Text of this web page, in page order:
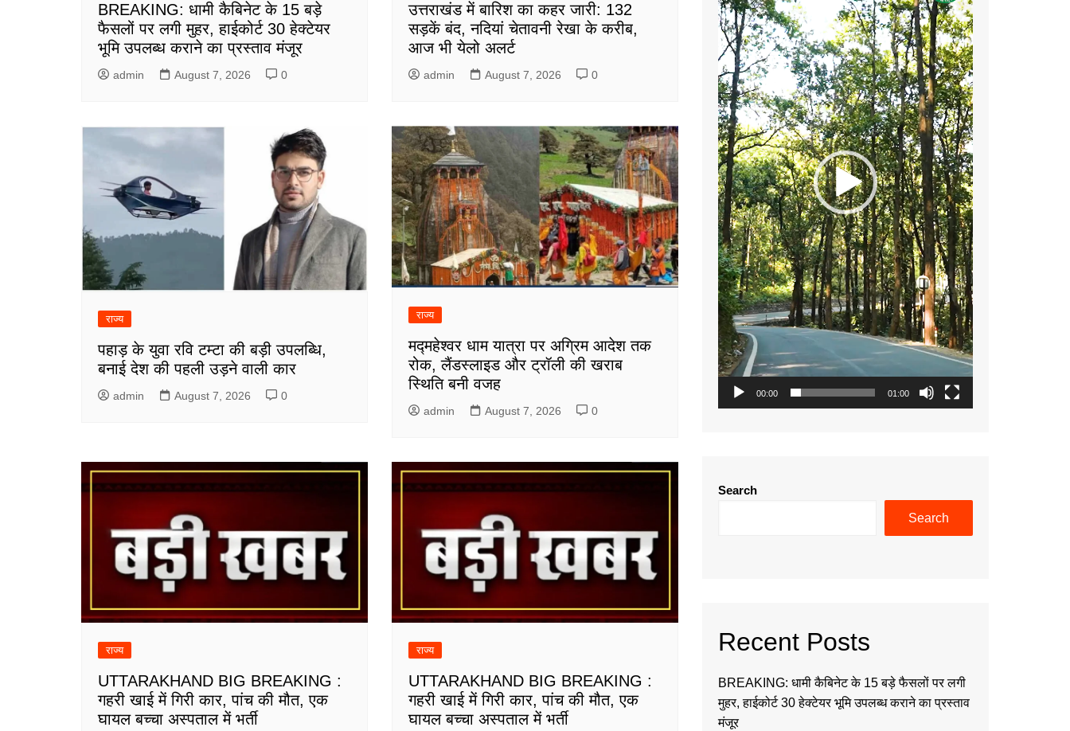
BREAKING: धामी कैबिनेट के 15 बड़े
फैसलों पर लगी मुहर, हाईकोर्ट 30 हेक्टेयर
भूमि उपलब्ध कराने का प्रस्ताव मंजूर
admin August 7, 2026 0
उत्तराखंड में बारिश का कहर जारी: 132
सड़कें बंद, नदियां चेतावनी रेखा के करीब,
आज भी येलो अलर्ट
admin August 7, 2026 0
राज्य
पहाड़ के युवा रवि टम्टा की बड़ी उपलब्धि,
बनाई देश की पहली उड़ने वाली कार
admin August 7, 2026 0
राज्य
मद्महेश्वर धाम यात्रा पर अग्रिम आदेश तक
रोक, लैंडस्लाइड और ट्रॉली की खराब
स्थिति बनी वजह
admin August 7, 2026 0
राज्य
UTTARAKHAND BIG BREAKING :
गहरी खाई में गिरी कार, पांच की मौत, एक
घायल बच्चा अस्पताल में भर्ती
राज्य
UTTARAKHAND BIG BREAKING :
गहरी खाई में गिरी कार, पांच की मौत, एक
घायल बच्चा अस्पताल में भर्ती
00:00 01:00
Search
Search
Recent Posts
BREAKING: धामी कैबिनेट के 15 बड़े फैसलों पर लगी
मुहर, हाईकोर्ट 30 हेक्टेयर भूमि उपलब्ध कराने का प्रस्ताव
मंजूर